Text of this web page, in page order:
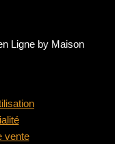
Ligne by Maison
vente